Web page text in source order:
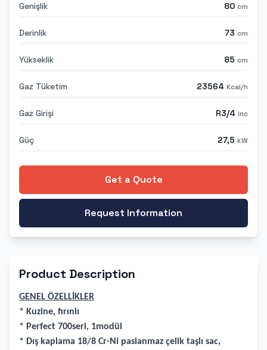
Genişlik 80 cm
Derinlik 73 cm
Yükseklik 85 cm
Gaz Tüketim 23564 Kcal/h
Gaz Girişi R3/4 inc
Güç 27,5 kW
Get a Quote
Request Information
Product Description
GENEL ÖZELLİKLER
* Kuzine, fırınlı
* Perfect 700seri, 1modül
* Dış kaplama 18/8 Cr-Ni paslanmaz çelik taşlı sac,